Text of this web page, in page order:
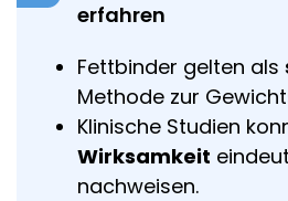
erfahren
Fettbinder gelten als
Methode zur
Klinische Studien
Wirksamkeit
nachweisen.